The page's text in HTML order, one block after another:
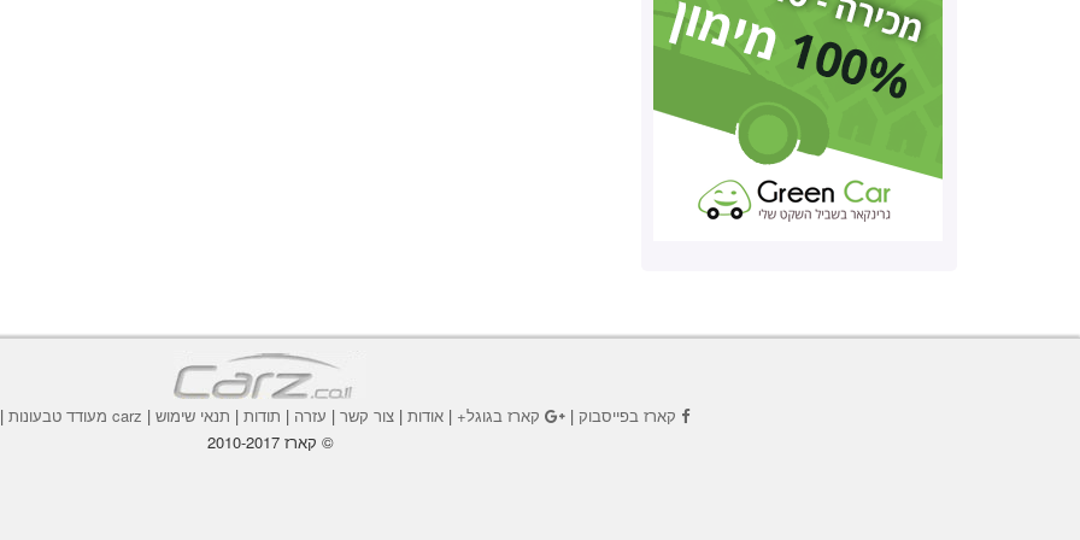
קארז בפייסבוק | קארז בגוגל+ | אודות | צור קשר | עזרה | תודות | תנאי שימוש | carz מעודד טבעונות |
© קארז 2010-2017